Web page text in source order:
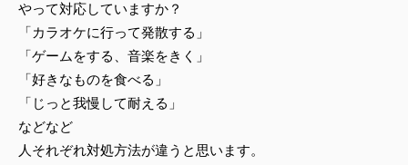
やって対応していますか？
「カラオケに行って発散する」
「ゲームをする、音楽をきく」
「好きなものを食べる」
「じっと我慢して耐える」
などなど
人それぞれ対処方法が違うと思います。